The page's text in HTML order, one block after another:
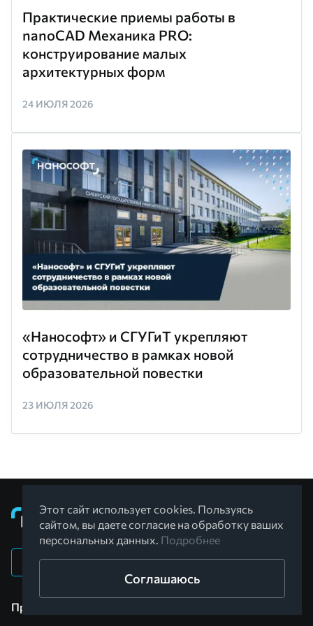
Практические приемы работы в
nanoCAD Механика PRO:
конструирование малых
архитектурных форм
24 ИЮЛЯ 2026
«Нанософт» и СГУГиТ укрепляют
сотрудничество в рамках новой
образовательной повестки
23 ИЮЛЯ 2026
ПАО «Нанософт»
Продукты
Этот сайт использует cookies. Пользуясь
сайтом, вы даете согласие на обработку ваших
персональных данных. Подробнее
Соглашаюсь